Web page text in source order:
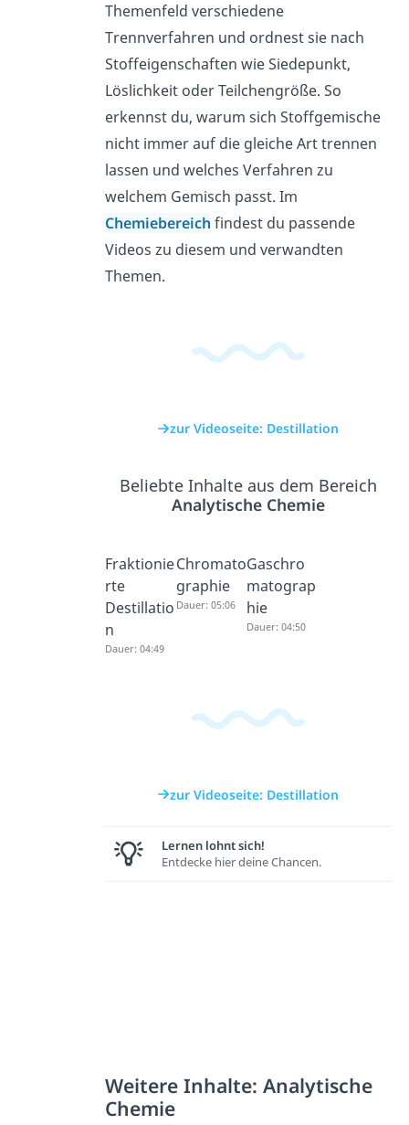
Themenfeld verschiedene
Trennverfahren und ordnest sie nach
Stoffeigenschaften wie Siedepunkt,
Löslichkeit oder Teilchengröße. So
erkennst du, warum sich Stoffgemische
nicht immer auf die gleiche Art trennen
lassen und welches Verfahren zu
welchem Gemisch passt. Im
Chemiebereich findest du passende
Videos zu diesem und verwandten
Themen.
zur Videoseite: Destillation
Beliebte Inhalte aus dem Bereich
Analytische Chemie
Fraktionie
rte
Destillatio
n
Dauer: 04:49
Chromato
graphie
Dauer: 05:06
Gaschro
matograp
hie
Dauer: 04:50
zur Videoseite: Destillation
Lernen lohnt sich!
Entdecke hier deine Chancen.
Weitere Inhalte: Analytische
Chemie